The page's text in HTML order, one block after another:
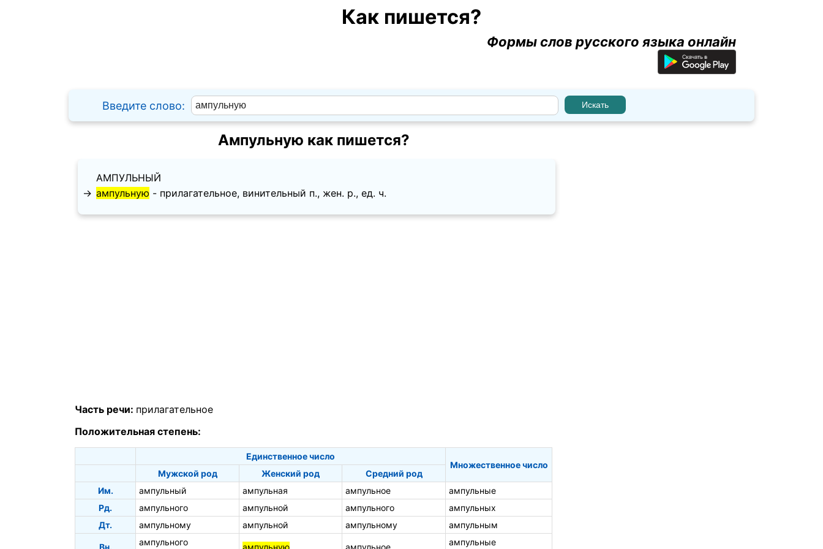
Как пишется?
Формы слов русского языка онлайн
Введите слово:
Ампульную как пишется?
АМПУЛЬНЫЙ
→ ампульную - прилагательное, винительный п., жен. p., ед. ч.
Часть речи: прилагательное
Положительная степень:
Единственное число
Множественное число
Мужской род
Женский род
Средний род
Им.
ампульный ампульная ампульное
ампульные
Рд.
ампульного ампульной ампульного
ампульных
Дт.
ампульному ампульной ампульному ампульным
ампульного
ампульные